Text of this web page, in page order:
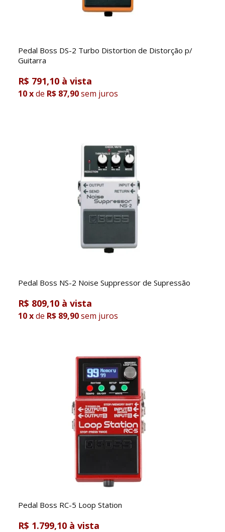
Pedal Boss DS-2 Turbo Distortion de Distorção p/
Guitarra
R$ 791,10
10xde R$ 87,90sem juros
Pedal Boss NS-2 Noise Suppressor de Supressão
R$ 809,10
10xde R$ 89,90sem juros
Pedal Boss RC-5 Loop Station
R$ 1.799,10